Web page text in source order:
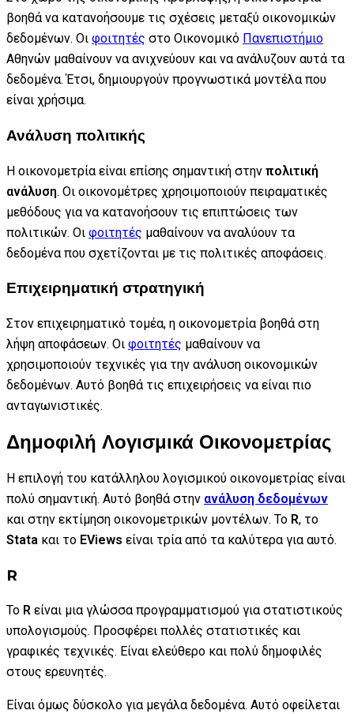
βοηθά να κατανοήσουμε τις σχέσεις μεταξύ οικονομικών
δεδομένων. Οι φοιτητές στο Οικονομικό Πανεπιστήμιο
Αθηνών μαθαίνουν να ανιχνεύουν και να ανάλυζουν αυτά τα
δεδομένα. Έτσι, δημιουργούν προγνωστικά μοντέλα που
είναι χρήσιμα.
Ανάλυση πολιτικής
Η οικονομετρία είναι επίσης σημαντική στην πολιτική
ανάλυση. Οι οικονομέτρες χρησιμοποιούν πειραματικές
μεθόδους για να κατανοήσουν τις επιπτώσεις των
πολιτικών. Οι φοιτητές μαθαίνουν να αναλύουν τα
δεδομένα που σχετίζονται με τις πολιτικές αποφάσεις.
Επιχειρηματική στρατηγική
Στον επιχειρηματικό τομέα, η οικονομετρία βοηθά στη
λήψη αποφάσεων. Οι φοιτητές μαθαίνουν να
χρησιμοποιούν τεχνικές για την ανάλυση οικονομικών
δεδομένων. Αυτό βοηθά τις επιχειρήσεις να είναι πιο
ανταγωνιστικές.
Δημοφιλή Λογισμικά Οικονομετρίας
Η επιλογή του κατάλληλου λογισμικού οικονομετρίας είναι
πολύ σημαντική. Αυτό βοηθά στην ανάλυση δεδομένων
και στην εκτίμηση οικονομετρικών μοντέλων. Το R, το
Stata και το EViews είναι τρία από τα καλύτερα για αυτό.
R
Το R είναι μια γλώσσα προγραμματισμού για στατιστικούς
υπολογισμούς. Προσφέρει πολλές στατιστικές και
γραφικές τεχνικές. Είναι ελεύθερο και πολύ δημοφιλές
στους ερευνητές.
Είναι όμως δύσκολο για μεγάλα δεδομένα. Αυτό οφείλεται